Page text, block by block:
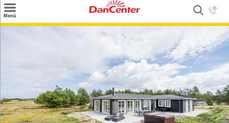
Menü
Angebote
Inspiration